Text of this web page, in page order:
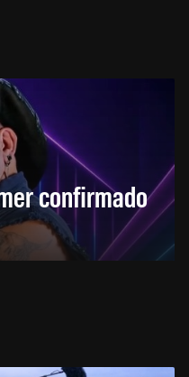
confirmado